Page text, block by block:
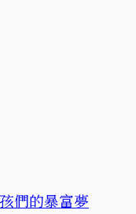
們的暴富夢